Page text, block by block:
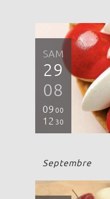
SAM
29
08
09 00
12 30
Septembre